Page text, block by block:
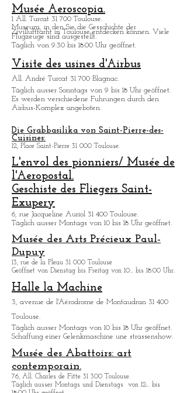
Couvent des Jacobin.
Place des Jacobins 31 000 Toulouse.
Täglich ausser Montags von 10 bis 18 Uhr geöffnet.
Musée Aeroscopia.
1 All. Turcat 31 700 Toulouse.
Museum, in den Sie die Gesschichte der
Zivilluftfarht in Toulouse entdecken können. Viele
Flugzeuge sind ausgestellt.
Täglich von 9:30 bis 18:00 Uhr geöffnet.
Visite des usines d'Airbus
All. André Turcat 31 700 Blagnac.
Es werden verschiedene Fuhrungen durch den
Airbus-Komplex angeboten.
Die Grabbasilika von Saint-Pierre-des-
Cuisines:
12, Place Saint-Pierre 31 000 Toulouse.
L'envol des pionniers/ Musée de
l'Aeropostal.
Geschiste des Fliegers Saint-
Exupery
6, rue Jacqueline Auriol 31 400 Toulouse.
Täglich ausser Montags von 10 bis 18 Uhr geöffnet.
Musée des Arts Précieux Paul-
Dupuy
13, rue de la Pleau 31 000 Toulouse
Geöffnet von Dienstag bis Freitag von 10:.. bis 18:00 Uhr.
Halle la Machine
3, avenue de l'Aérodrome de Montaudran 31 400
Täglich ausser Montags von 10 bis 18 Uhr geöffnet.
Schaffung einer Gelenkmaschine une strassenshow.
Musée des Abattoirs: art